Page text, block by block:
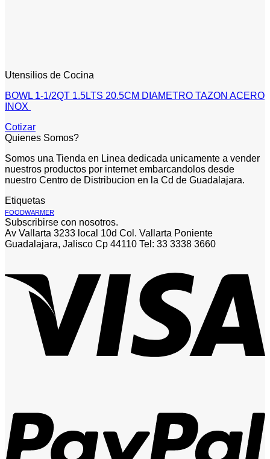
Utensilios de Cocina
BOWL 1-1/2QT 1.5LTS 20.5CM DIAMETRO TAZON ACERO
INOX
Cotizar
Quienes Somos?
Somos una Tienda en Linea dedicada unicamente a vender
nuestros productos por internet embarcandolos desde
nuestro Centro de Distribucion en la Cd de Guadalajara.
Etiquetas
FOODWARMER
Subscribirse con nosotros.
Av Vallarta 3233 local 10d Col. Vallarta Poniente
Guadalajara, Jalisco Cp 44110 Tel: 33 3338 3660